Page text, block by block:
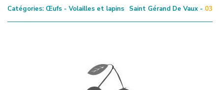
Catégories: Œufs - Volailles et lapins Saint Gérand De Vaux - 03